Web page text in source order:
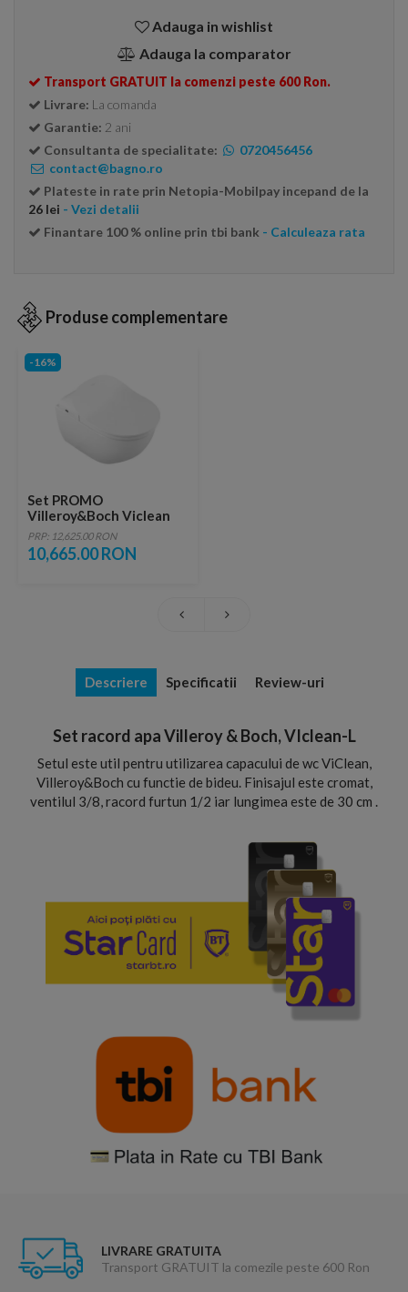
Adauga in wishlist
Adauga la comparator
Transport GRATUIT la comenzi peste 600 Ron.
Livrare: La comanda
Garantie: 2 ani
Consultanta de specialitate:
0720456456
contact@bagno.ro
Plateste in rate prin Netopia-Mobilpay incepand de la
26 lei - Vezi detalii
Finantare 100 % online prin tbi bank - Calculeaza rata
Produse complementare
-16%
Set PROMO
Villeroy&Boch Viclean
vas wc DirectFlush si
capac cu functie bideu
PRP: 12,625.00 RON
10,665.00 RON
Descriere Specificatii Review-uri
Set racord apa Villeroy & Boch, VIclean-L
Setul este util pentru utilizarea capacului de wc ViClean,
Villeroy&Boch cu functie de bideu. Finisajul este cromat,
ventilul 3/8, racord furtun 1/2 iar lungimea este de 30 cm .
LIVRARE GRATUITA
Transport GRATUIT la comezile peste 600 Ron